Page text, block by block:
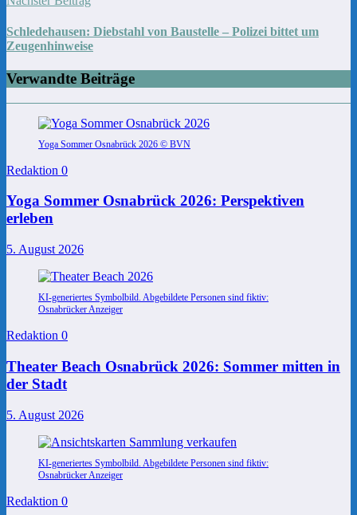
Schledehausen: Diebstahl von Baustelle – Polizei bittet um
Zeugenhinweise
Verwandte Beiträge
Yoga Sommer Osnabrück 2026 © BVN
Redaktion 0
Yoga Sommer Osnabrück 2026: Perspektiven
erleben
5. August 2026
KI-generiertes Symbolbild. Abgebildete Personen sind fiktiv:
Osnabrücker Anzeiger
Redaktion 0
Theater Beach Osnabrück 2026: Sommer mitten in
der Stadt
5. August 2026
KI-generiertes Symbolbild. Abgebildete Personen sind fiktiv:
Osnabrücker Anzeiger
Redaktion 0